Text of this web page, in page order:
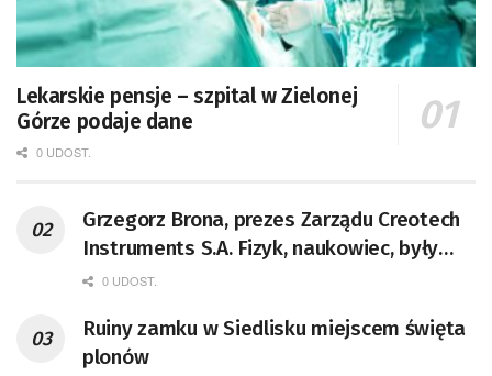
Lekarskie pensje – szpital w Zielonej
Górze podaje dane
0 UDOST.
Grzegorz Brona, prezes Zarządu Creotech
Instruments S.A. Fizyk, naukowiec, były
pracownik CERN w Genewie,
doktor habilitowany nauk fizycznych,
koordynator Rady Sektorowej ds.
0 UDOST.
Ruiny zamku w Siedlisku miejscem święta
plonów